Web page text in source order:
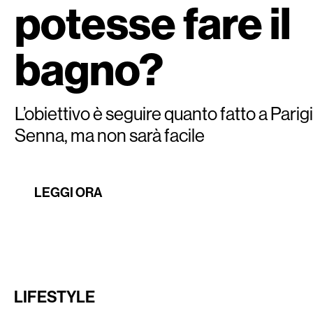
potesse fare il
bagno?
L’obiettivo è seguire quanto fatto a
Senna, ma non sarà facile
LEGGI ORA
LIFESTYLE